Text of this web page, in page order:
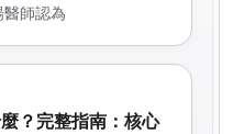
師認為
？完整指南：核心